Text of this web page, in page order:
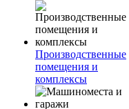
Производственные
помещения и
комплексы